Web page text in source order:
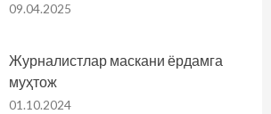
09.04.2025
Журналистлар маскани ёрдамга
муҳтож
01.10.2024